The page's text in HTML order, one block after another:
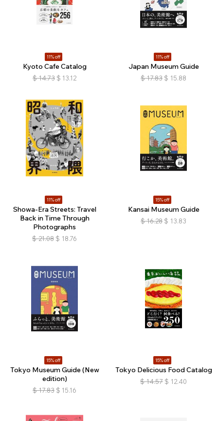
11% off
Kyoto Cafe Catalog
$ 14.73 $ 13.12
11% off
Japan Museum Guide
$ 17.83 $ 15.88
11% off
Showa-Era Streets: Travel
Back in Time Through
Photographs
$ 21.08 $ 18.76
15% off
Kansai Museum Guide
$ 16.28 $ 13.83
15% off
Tokyo Museum Guide (New
edition)
$ 17.83 $ 15.16
15% off
Tokyo Delicious Food Catalog
$ 14.57 $ 12.40